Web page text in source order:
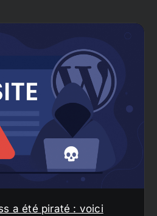
a été piraté : voici